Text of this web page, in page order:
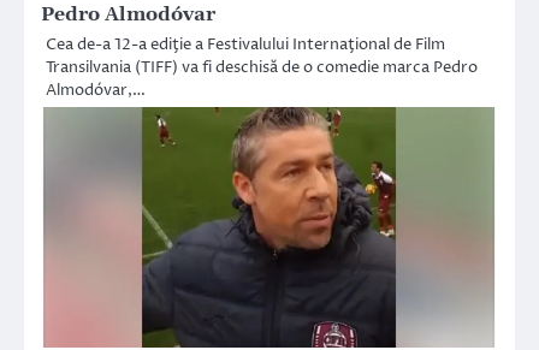
Pedro Almodóvar
Cea de-a 12-a ediţie a Festivalului Internaţional de Film
Transilvania (TIFF) va fi deschisă de o comedie marca Pedro
Almodóvar,…